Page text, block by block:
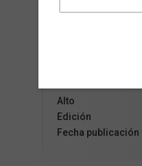
Alto
Edición
Fecha publicación